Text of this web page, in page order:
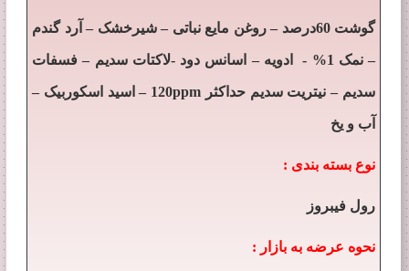
گوشت 60درصد – روغن مایع نباتی – شیرخشک – آرد گندم
– نمک 1% - ادویه – اسانس دود -لاکتات سدیم –فسفات
سدیم –نیتریت سدیم حداکثر 120ppm –اسید اسکوربیک –
آب و یخ
نوع بسته بندی :
رول فیبروز
نحوه عرضه به بازار :